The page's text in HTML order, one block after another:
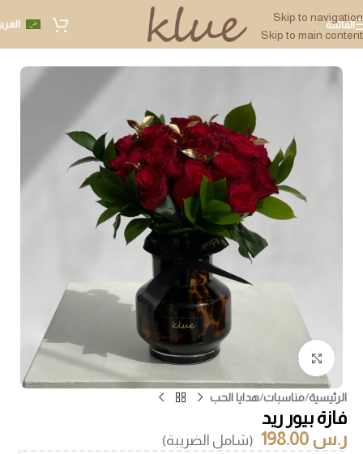
Skip to navigation
Skip to main content
القائمة
Click to enlarge
الرئيسية/مناسبات/هدايا الحب
فازة بيور ريد
ر.س
(شامل الضريبة)